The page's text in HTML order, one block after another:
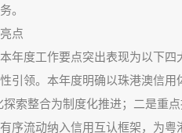
。
点
度工作要点突出表现为以下四
领。本年度明确以珠港澳信用
索整合为制度化推进；二是重
序流动纳入信用互认框架，为